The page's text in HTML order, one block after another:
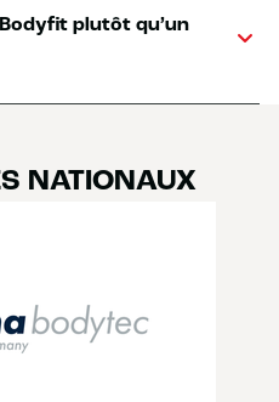
plutôt qu’un
NATIONAUX